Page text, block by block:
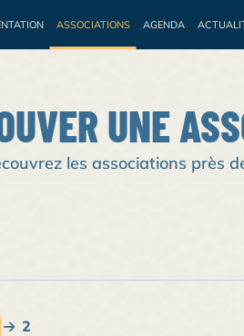
ASSOCIATIONS AGENDA
UNE
les associations près
2